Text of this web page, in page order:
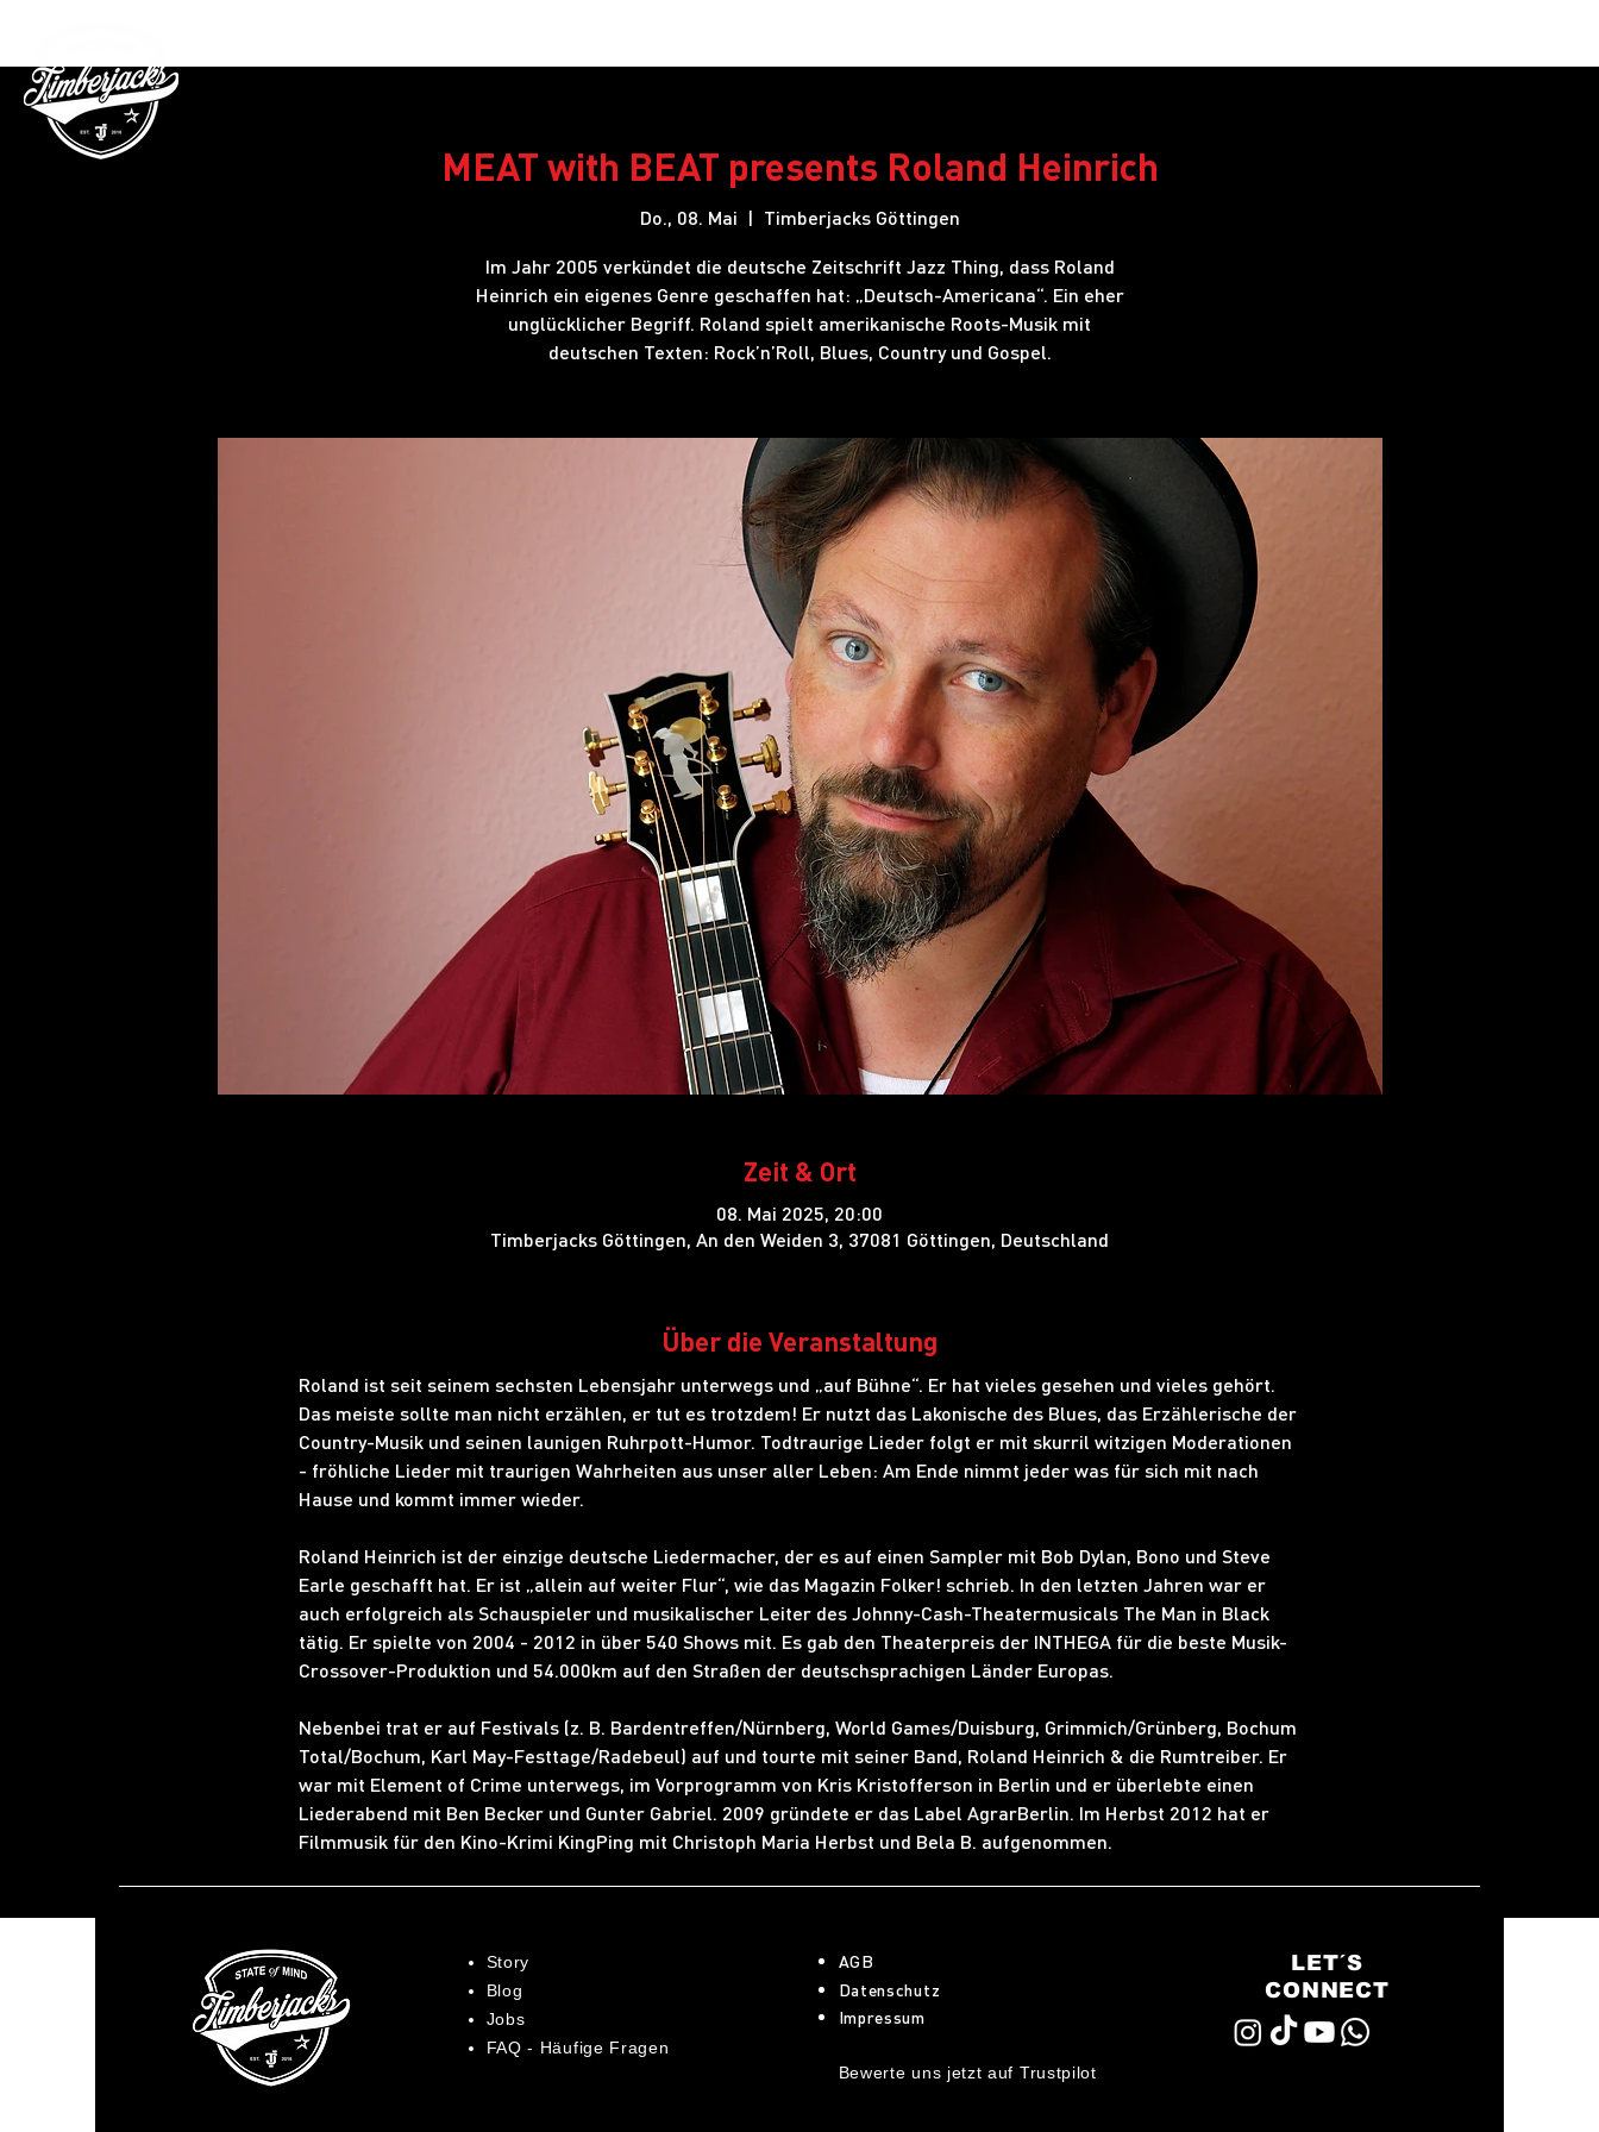
MEAT with BEAT presents Roland Heinrich
Do., 08. Mai
  |
Timberjacks Göttingen
Im Jahr 2005 verkündet die deutsche Zeitschrift Jazz Thing, dass Roland
Heinrich ein eigenes Genre geschaffen hat: „Deutsch-Americana“. Ein eher
unglücklicher Begriff. Roland spielt amerikanische Roots-Musik mit
deutschen Texten: Rock’n’Roll, Blues, Country und Gospel.
Zeit & Ort
08. Mai 2025, 20:00
Timberjacks Göttingen, An den Weiden 3, 37081 Göttingen, Deutschland
Über die Veranstaltung
Roland ist seit seinem sechsten Lebensjahr unterwegs und „auf Bühne“. Er hat vieles gesehen und vieles gehört.
Das meiste sollte man nicht erzählen, er tut es trotzdem! Er nutzt das Lakonische des Blues, das Erzählerische der
Country-Musik und seinen launigen Ruhrpott-Humor. Todtraurige Lieder folgt er mit skurril witzigen Moderationen
- fröhliche Lieder mit traurigen Wahrheiten aus unser aller Leben: Am Ende nimmt jeder was für sich mit nach
Hause und kommt immer wieder.
Roland Heinrich ist der einzige deutsche Liedermacher, der es auf einen Sampler mit Bob Dylan, Bono und Steve
Earle geschafft hat. Er ist „allein auf weiter Flur“, wie das Magazin Folker! schrieb. In den letzten Jahren war er
auch erfolgreich als Schauspieler und musikalischer Leiter des Johnny-Cash-Theatermusicals The Man in Black
tätig. Er spielte von 2004 - 2012 in über 540 Shows mit. Es gab den Theaterpreis der INTHEGA für die beste Musik-
Crossover-Produktion und 54.000km auf den Straßen der deutschsprachigen Länder Europas.
Nebenbei trat er auf Festivals (z. B. Bardentreffen/Nürnberg, World Games/Duisburg, Grimmich/Grünberg, Bochum
Total/Bochum, Karl May-Festtage/Radebeul) auf und tourte mit seiner Band, Roland Heinrich & die Rumtreiber. Er
war mit Element of Crime unterwegs, im Vorprogramm von Kris Kristofferson in Berlin und er überlebte einen
Liederabend mit Ben Becker und Gunter Gabriel. 2009 gründete er das Label AgrarBerlin. Im Herbst 2012 hat er
Filmmusik für den Kino-Krimi KingPing mit Christoph Maria Herbst und Bela B. aufgenommen.
Story
Blog
Jobs
FAQ - Häufige Fragen
AGB
Datenschutz
Impressum
Bewerte uns jetzt auf Trustpilot
LET´S
CONNECT